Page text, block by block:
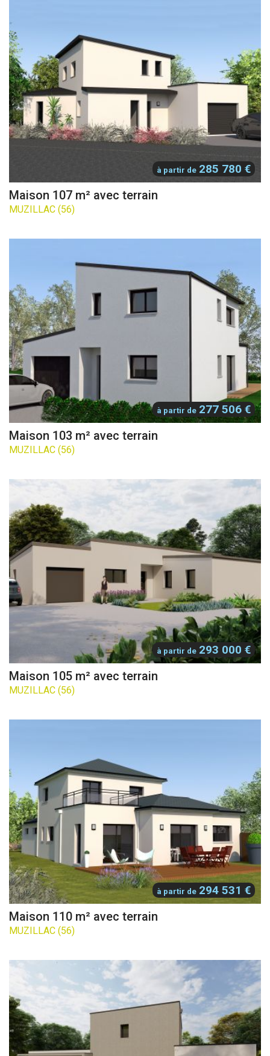
à partir de 285 780 €
Maison 107 m² avec terrain
MUZILLAC (56)
à partir de 277 506 €
Maison 103 m² avec terrain
MUZILLAC (56)
à partir de 293 000 €
Maison 105 m² avec terrain
MUZILLAC (56)
à partir de 294 531 €
Maison 110 m² avec terrain
MUZILLAC (56)